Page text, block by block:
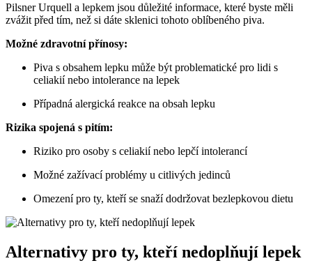
Pilsner Urquell a lepkem jsou důležité informace, které byste měli
zvážit před tím, než si dáte sklenici tohoto oblíbeného piva.
Možné zdravotní přínosy:
Piva s obsahem lepku může být problematické pro lidi s
celiakií nebo intolerance na lepek
Případná alergická reakce na obsah lepku
Rizika spojená s pitím:
Riziko pro osoby s celiakií nebo lepčí intolerancí
Možné zažívací problémy u citlivých jedinců
Omezení pro ty, kteří se snaží dodržovat bezlepkovou dietu
Alternativy pro ty, kteří nedoplňují lepek